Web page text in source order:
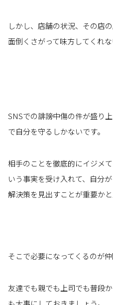
しかし、店舗の状況、その店
面倒くさがって味方してくれ
SNSでの誹謗中傷の件が盛り
で自分を守るしかないです。
相手のことを徹底的にイジメ
いう事実を受け入れて、自分
解決策を見出すことが重要かと
そこで必要になってくるのが仲
友達でも親でも上司でも普段